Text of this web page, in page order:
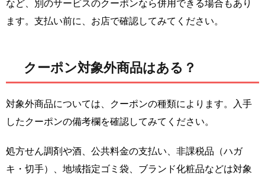
など、別のサービスのクーポンなら併用できる場合もあり
ます。支払い前に、お店で確認してみてください。
クーポン対象外商品はある？
対象外商品については、クーポンの種類によります。入手
したクーポンの備考欄を確認してみてください。
処方せん調剤や酒、公共料金の支払い、非課税品（ハガ
キ・切手）、地域指定ゴミ袋、ブランド化粧品などは対象